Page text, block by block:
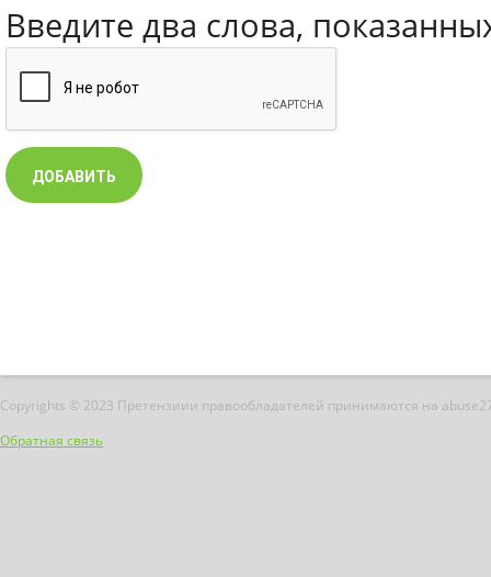
Введите два слова,
Copyrights © 2023 Претензиии правообладателей принимаются на
Обратная связь